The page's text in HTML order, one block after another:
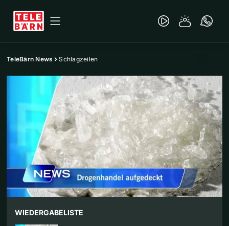
TeleBärn News Schlagzeilen
WIEDERGABELISTE